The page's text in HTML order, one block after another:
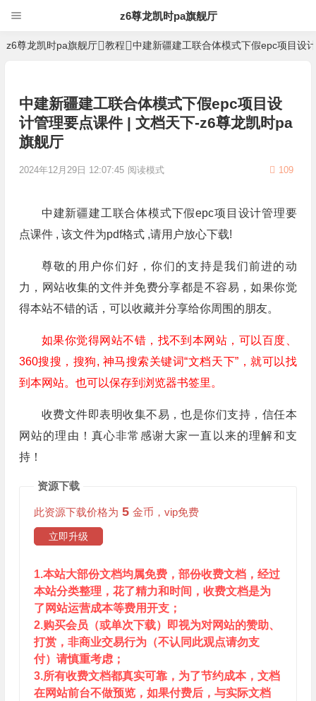
z6尊龙凯时pa旗舰厅
z6尊龙凯时pa旗舰厅 教程 中建新疆建工联合体模式下假epc项目设
中建新疆建工联合体模式下假epc项目设
计管理要点课件 | 文档天下-z6尊龙凯时pa
旗舰厅
2024年12月29日 12:07:45 109
阅读模式
中建新疆建工联合体模式下假epc项目设计管理要
点课件 , 该文件为pdf格式 ,请用户放心下载!
尊敬的用户你们好，你们的支持是我们前进的动
力，网站收集的文件并免费分享都是不容易，如果你觉
得本站不错的话，可以收藏并分享给你周围的朋友。
如果你觉得网站不错，找不到本网站，可以百度、
360搜搜，搜狗, 神马搜索关键词“文档天下”，就可以找
到本网站。也可以保存到浏览器书签里。
收费文件即表明收集不易，也是你们支持，信任本
网站的理由！真心非常感谢大家一直以来的理解和支
持！
资源下载
此资源下载价格为 5 金币，vip免费
立即升级
1.本站大部份文档均属免费，部份收费文档，经过
本站分类整理，花了精力和时间，收费文档是为
了网站运营成本等费用开支；
2.购买会员（或单次下载）即视为对网站的赞助、
打赏，非商业交易行为（不认同此观点请勿支
付）请慎重考虑；
3.所有收费文档都真实可靠，为了节约成本，文档
在网站前台不做预览，如果付费后，与实际文档